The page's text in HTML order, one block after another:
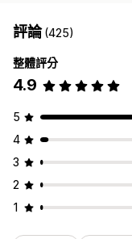
評論(425)
整體評分
4.9
5
4
3
2
1